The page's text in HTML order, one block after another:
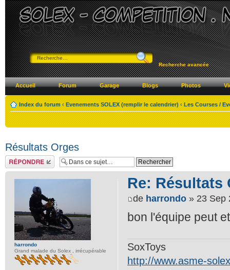
Recherche avancée
Accueil Forum Garage Blogs Photos
Index du forum ‹ Evenements SOLEX (remplir le calendrier) ‹ Les Courses /
Résultats Orges
Répondre
Re: Résultats
de harrondo » 23 Sep
bon l'équipe peut
SoxToys
http://www.asme-
harrondo
Grand malade du Solex , irrécupérable